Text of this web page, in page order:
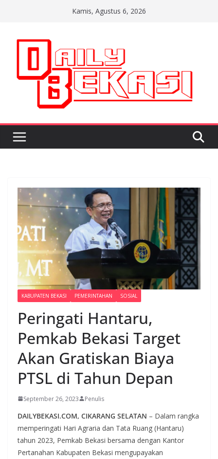
Kamis, Agustus 6, 2026
KABUPATEN BEKASI PEMERINTAHAN SOSIAL
Peringati Hantaru,
Pemkab Bekasi Target
Akan Gratiskan Biaya
PTSL di Tahun Depan
September 26, 2023 Penulis
DAILYBEKASI.COM, CIKARANG SELATAN – Dalam rangka
memperingati Hari Agraria dan Tata Ruang (Hantaru)
tahun 2023, Pemkab Bekasi bersama dengan Kantor
Pertanahan Kabupaten Bekasi mengupayakan